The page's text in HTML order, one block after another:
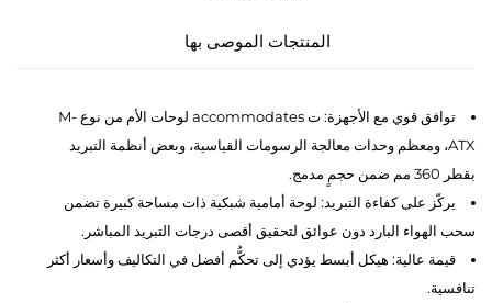
المنتجات الموصى بها
توافق قوي مع الأجهزة: ت accommodates لوحات الأم من نوع M-
ATX، ومعظم وحدات معالجة الرسومات القياسية، وبعض أنظمة التبريد
بقطر 360 مم ضمن حجمٍ مدمج.
يركّز على كفاءة التبريد: لوحة أمامية شبكية ذات مساحة كبيرة تضمن
سحب الهواء البارد دون عوائق لتحقيق أقصى درجات التبريد المباشر.
قيمة عالية: هيكل أبسط يؤدي إلى تحكُّم أفضل في التكاليف وأسعار أكثر
تنافسية.